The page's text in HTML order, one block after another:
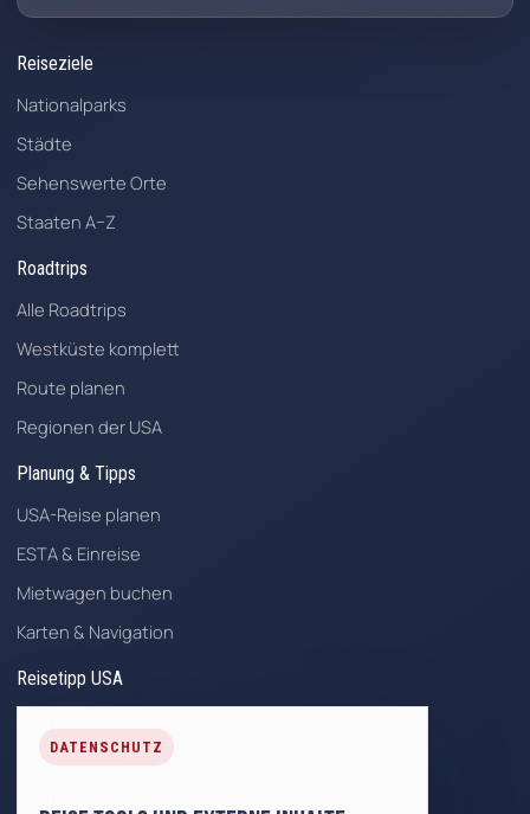
Reiseziele
Nationalparks
Städte
Sehenswerte Orte
Staaten A–Z
Roadtrips
Alle Roadtrips
Westküste komplett
Route planen
Regionen der USA
Planung & Tipps
USA-Reise planen
ESTA & Einreise
Mietwagen buchen
Karten & Navigation
Reisetipp USA
Roadtrip Blog
DATENSCHUTZ